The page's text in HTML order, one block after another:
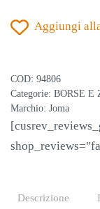
NERO-Aggiungi
COD: 94806
Categorie: BORSE E
Marchio: Joma
Descrizione